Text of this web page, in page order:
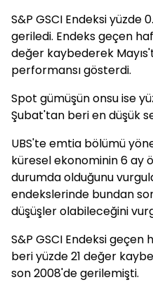
S&P GSCI Endeksi yüzde
geriledi. Endeks geçen
değer kaybederek
performansı gösterdi.
Spot gümüşün onsu ise
Şubat'tan beri en düşük
UBS'te emtia bölümü
küresel ekonominin 6 ay
durumda olduğunu
endekslerinde bundan
düşüşler olabileceğini
S&P GSCI Endeksi
beri yüzde 21 değer
son 2008'de gerilemişti.